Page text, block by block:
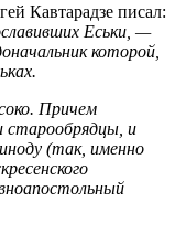
Кавтарадзе писал:
Еськи, —
которой,
Причем
старообрядцы, и
(так, именно